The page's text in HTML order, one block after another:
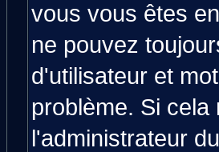
vous vous êtes
ne pouvez
d'utilisateur et
problème. Si
l'administrateur